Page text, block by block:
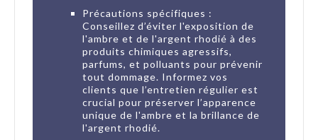
Précautions spécifiques :
Conseillez d’éviter l'exposition de
l'ambre et de l'argent rhodié à des
produits chimiques agressifs,
parfums, et polluants pour prévenir
tout dommage. Informez vos
clients que l’entretien régulier est
crucial pour préserver l’apparence
unique de l'ambre et la brillance de
l'argent rhodié.